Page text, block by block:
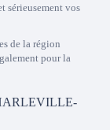
sérieusement vos
de la région
pour la